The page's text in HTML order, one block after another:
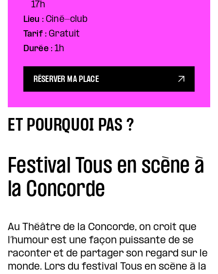
ET POURQUOI PAS ?
Festival Tous en scène à
la Concorde
Au Théâtre de la Concorde, on croit que
l’humour est une façon puissante de se
raconter et de partager son regard sur le
monde. Lors du festival Tous en scène à la
17h
Lieu :Ciné-club
Tarif :Gratuit
Durée :1h
RÉSERVER MA PLACE